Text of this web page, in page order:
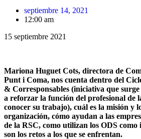
septiembre 14, 2021
12:00 am
15 septiembre 2021
Mariona Huguet Cots, directora de
Punt i Coma, nos cuenta dentro del
& Corresponsables (iniciativa que
a reforzar la función del profesional de
conocer su trabajo), cuál es la misión y
organización, cómo ayudan a las
de la RSC, como utilizan los ODS como
son los retos a los que se enfrentan.